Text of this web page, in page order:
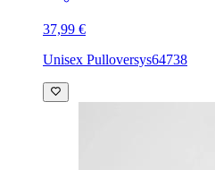
37,99 €
Unisex Pulloversys64738